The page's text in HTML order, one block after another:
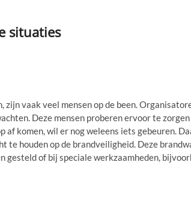
situaties
vaak veel mensen op de been.
Deze mensen proberen ervoor te
komen, wil er nog weleens iets gebeuren.
te houden op de brandveiligheid. Deze
gesteld of bij speciale werkzaamheden,